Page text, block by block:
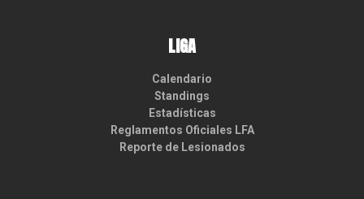
LIGA
Calendario
Standings
Estadísticas
Reglamentos Oficiales LFA
Reporte de Lesionados